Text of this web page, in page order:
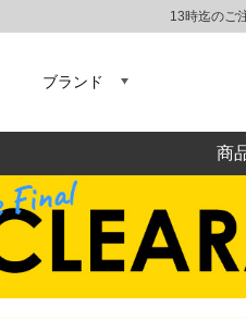
13時迄のご
ブランド
商